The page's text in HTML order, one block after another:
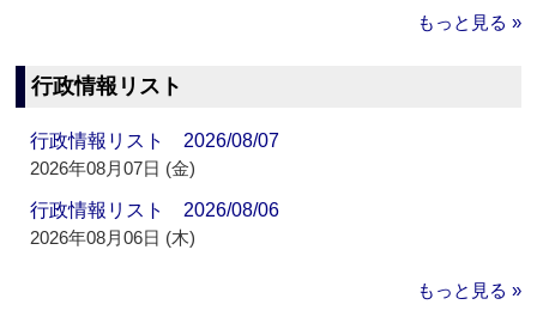
もっと見る »
行政情報リスト
行政情報リスト 2026/08/07
2026年08月07日 (金)
行政情報リスト 2026/08/06
2026年08月06日 (木)
もっと見る »